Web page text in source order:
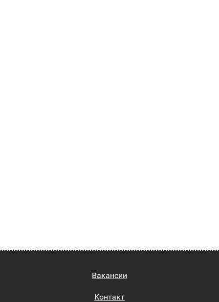
Вакансии
Контакт